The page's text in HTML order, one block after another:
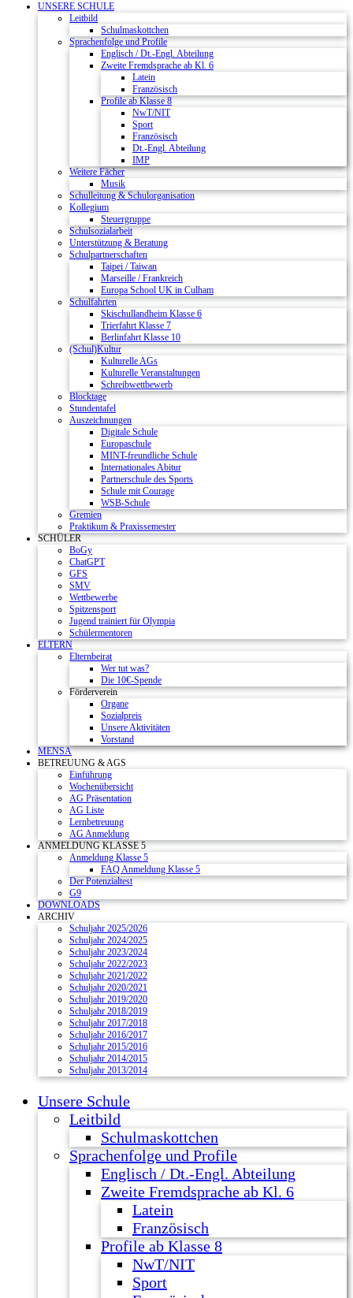
UNSERE SCHULE
Leitbild
Schulmaskottchen
Sprachenfolge und Profile
Englisch / Dt.-Engl. Abteilung
Zweite Fremdsprache ab Kl. 6
Latein
Französisch
Profile ab Klasse 8
NwT/NIT
Sport
Französisch
Dt.-Engl. Abteilung
IMP
Weitere Fächer
Musik
Schulleitung & Schulorganisation
Kollegium
Steuergruppe
Schulsozialarbeit
Unterstützung & Beratung
Schulpartnerschaften
Taipei / Taiwan
Marseille / Frankreich
Europa School UK in Culham
Schulfahrten
Skischullandheim Klasse 6
Trierfahrt Klasse 7
Berlinfahrt Klasse 10
(Schul)Kultur
Kulturelle AGs
Kulturelle Veranstaltungen
Schreibwettbewerb
Blocktage
Stundentafel
Auszeichnungen
Digitale Schule
Europaschule
MINT-freundliche Schule
Internationales Abitur
Partnerschule des Sports
Schule mit Courage
WSB-Schule
Gremien
Praktikum & Praxissemester
SCHÜLER
BoGy
ChatGPT
GFS
SMV
Wettbewerbe
Spitzensport
Jugend trainiert für Olympia
Schülermentoren
ELTERN
Elternbeirat
Wer tut was?
Die 10€-Spende
Förderverein
Organe
Sozialpreis
Unsere Aktivitäten
Vorstand
MENSA
BETREUUNG & AGS
Einführung
Wochenübersicht
AG Präsentation
AG Liste
Lernbetreuung
AG Anmeldung
ANMELDUNG KLASSE 5
Anmeldung Klasse 5
FAQ Anmeldung Klasse 5
Der Potenzialtest
G9
DOWNLOADS
ARCHIV
Schuljahr 2025/2026
Schuljahr 2024/2025
Schuljahr 2023/2024
Schuljahr 2022/2023
Schuljahr 2021/2022
Schuljahr 2020/2021
Schuljahr 2019/2020
Schuljahr 2018/2019
Schuljahr 2017/2018
Schuljahr 2016/2017
Schuljahr 2015/2016
Schuljahr 2014/2015
Schuljahr 2013/2014
Unsere Schule
Leitbild
Schulmaskottchen
Sprachenfolge und Profile
Englisch / Dt.-Engl. Abteilung
Zweite Fremdsprache ab Kl. 6
Latein
Französisch
Profile ab Klasse 8
NwT/NIT
Sport